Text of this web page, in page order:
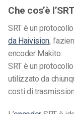
Che cos’è
SRT è un
da Haivision,
encoder Makito.
SRT è un
utilizzato da
costi di